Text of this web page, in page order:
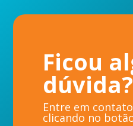
Ficou
dúvida?
Entre em
clicando no